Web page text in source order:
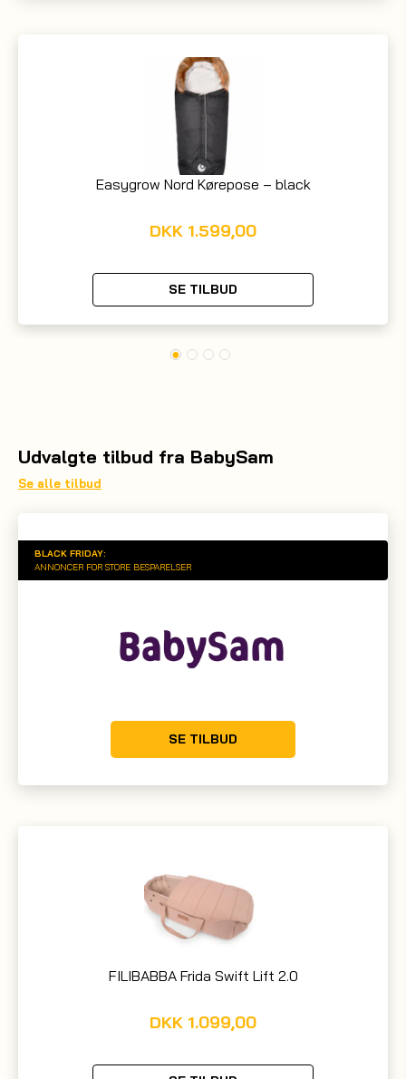
Easygrow Nord Kørepose – black
DKK 1.599,00
SE TILBUD
Udvalgte tilbud fra BabySam
Se alle tilbud
BLACK FRIDAY:
ANNONCER FOR STORE BESPARELSER
SE TILBUD
FILIBABBA Frida Swift Lift 2.0
DKK 1.099,00